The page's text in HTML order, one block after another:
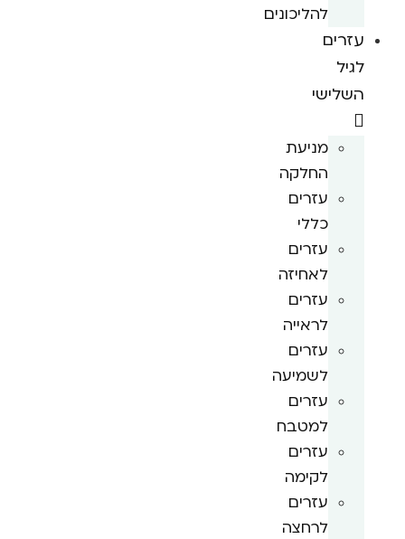
להליכונים
עזרים
לגיל
השלישי
מניעת
החלקה
עזרים
כללי
עזרים
לאחיזה
עזרים
לראייה
עזרים
לשמיעה
עזרים
למטבח
עזרים
לקימה
עזרים
לרחצה